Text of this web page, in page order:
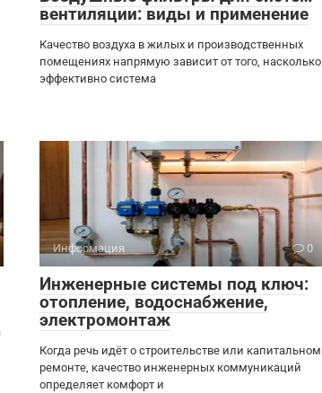
вентиляции: виды и применение
Качество воздуха в жилых и производственных
помещениях напрямую зависит от того, насколько
эффективно система
Информация 0
Инженерные системы под ключ:
отопление, водоснабжение,
электромонтаж
Когда речь идёт о строительстве или капитальном
ремонте, качество инженерных коммуникаций
определяет комфорт и